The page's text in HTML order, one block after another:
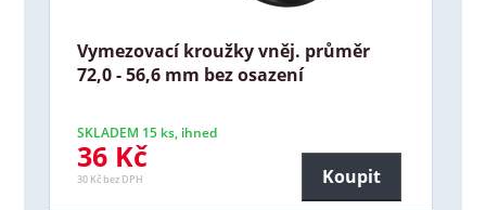
Vymezovací kroužky vněj. průměr
72,0 - 56,6 mm bez osazení
SKLADEM 15 ks, ihned
36 Kč
30 Kč bez DPH Koupit